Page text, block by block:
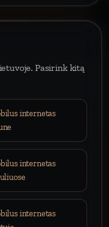
Pasirink kitą
internetas
internetas
internetas